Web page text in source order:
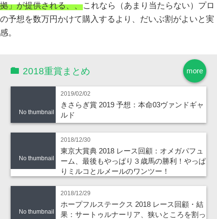
拠」が提供される、、これなら（あまり当たらない）プロ
の予想を数万円かけて購入するより、だいぶ割がよいと実
感。
more
2018重賞まとめ
No thumbnail
2019/02/02
きさらぎ賞 2019 予想：本命03ヴァンドギャ
ルド
No thumbnail
2018/12/30
東京大賞典 2018 レース回顧：オメガパフュ
ーム、最後もやっぱり３歳馬の勝利！やっぱ
りミルコとルメールのワンツー！
No thumbnail
2018/12/29
ホープフルステークス 2018 レース回顧・結
果：サートゥルナーリア、狭いところを割っ